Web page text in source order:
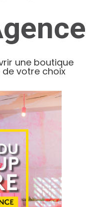
une boutique
votre choix